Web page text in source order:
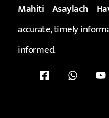
Mahiti Asaylach
accurate, timely
informed.